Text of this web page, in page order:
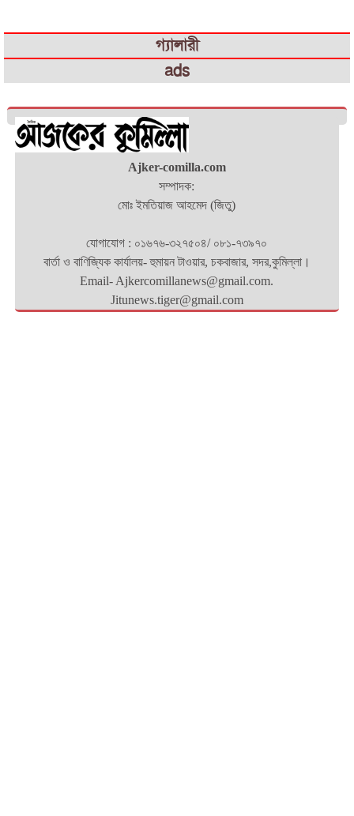
গ্যালারী
ads
Ajker-comilla.com
সম্পাদক:
মোঃ ইমতিয়াজ আহমেদ (জিতু)
যোগাযোগ : ০১৬৭৬-৩২৭৫০৪/ ০৮১-৭৩৯৭০
বার্তা ও বাণিজ্যিক কার্যালয়- হুমায়ন টাওয়ার, চকবাজার, সদর,কুমিল্লা।
Email- Ajkercomillanews@gmail.com.
Jitunews.tiger@gmail.com